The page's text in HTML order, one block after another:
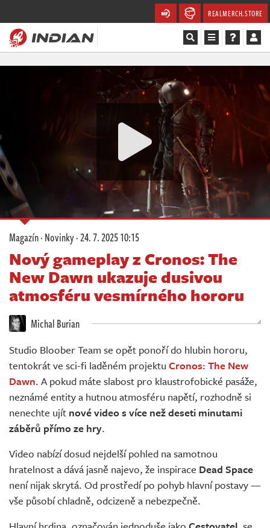
REALMERCH.STORE
Databáze
Komunita
Redakce
Živě
Magazín·Novinky·24. 7. 2025 10:15
Nový gameplay z Cronos: The
New Dawn ukazuje dusivou
atmosféru vesmírného hororu
Michal Burian
Studio Bloober Team se opět ponoří do hlubin hororu,
tentokrát ve sci-fi laděném projektu Cronos: The New
Dawn. A pokud máte slabost pro klaustrofobické pasáže,
neznámé entity a hutnou atmosféru napětí, rozhodně si
nenechte ujít nové video s více než deseti minutami
záběrů přímo ze hry.
Video nabízí dosud nejdelší pohled na samotnou
hratelnost a dává jasně najevo, že inspirace Dead Space
není nijak skrytá. Od prostředí po pohyb hlavní postavy —
vše působí chladně, odcizeně a nebezpečně.